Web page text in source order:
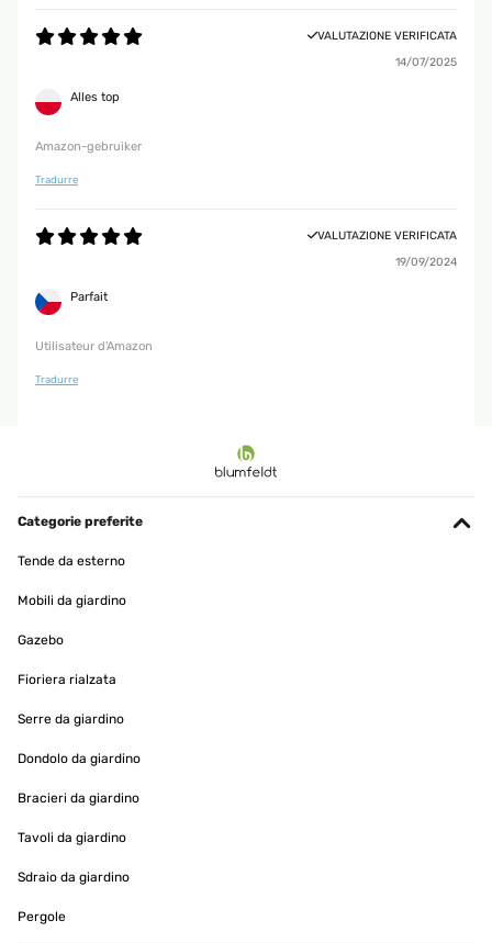
VALUTAZIONE VERIFICATA
14/07/2025
Alles top
Amazon-gebruiker
Tradurre
VALUTAZIONE VERIFICATA
19/09/2024
Parfait
Utilisateur d'Amazon
Tradurre
Categorie preferite
Tende da esterno
Mobili da giardino
Gazebo
Fioriera rialzata
Serre da giardino
Dondolo da giardino
Bracieri da giardino
Tavoli da giardino
Sdraio da giardino
Pergole